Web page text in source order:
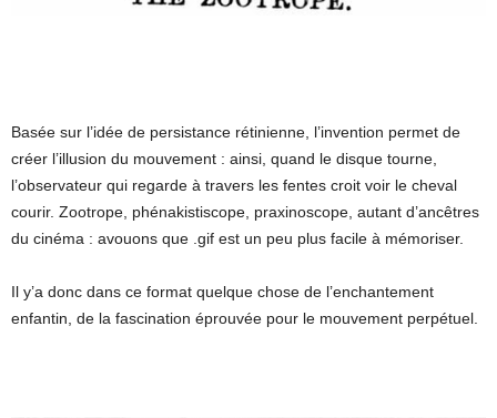
Basée sur l’idée de persistance rétinienne, l’invention permet de
créer l’illusion du mouvement : ainsi, quand le disque tourne,
l’observateur qui regarde à travers les fentes croit voir le cheval
courir. Zootrope, phénakistiscope, praxinoscope, autant d’ancêtres
du cinéma : avouons que .gif est un peu plus facile à mémoriser.
Il y’a donc dans ce format quelque chose de l’enchantement
enfantin, de la fascination éprouvée pour le mouvement perpétuel.